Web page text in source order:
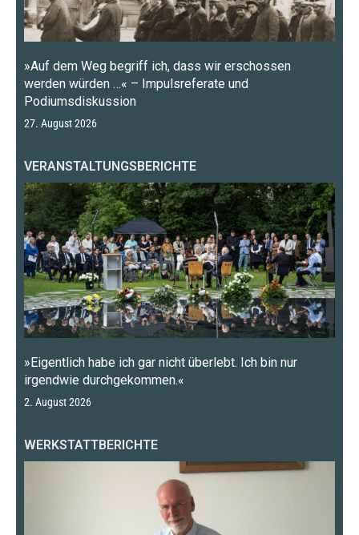
»Auf dem Weg begriff ich, dass wir erschossen
werden würden …« – Impulsreferate und
Podiumsdiskussion
27. August 2026
VERANSTALTUNGSBERICHTE
»Eigentlich habe ich gar nicht überlebt. Ich bin nur
irgendwie durchgekommen.«
2. August 2026
WERKSTATTBERICHTE